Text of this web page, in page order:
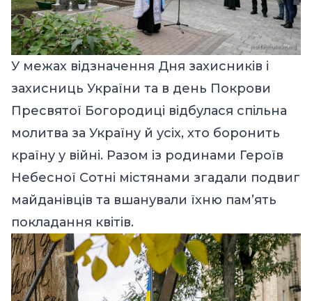
У межах відзначення Дня захисників і
захисниць України та в день Покрови
Пресвятої Богородиці відбулася спільна
молитва за Україну й усіх, хто боронить
країну у війні. Разом із родинами Героїв
Небесної Сотні містянами згадали подвиг
майданівців та вшанували їхню пам’ять
покладання квітів.